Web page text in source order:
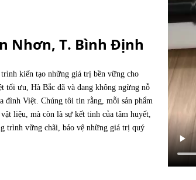
Nhơn, T. Bình Định
kiến tạo những giá trị bền vững cho
tối ưu, Hà Bắc đã và đang không ngừng nỗ
đình Việt. Chúng tôi tin rằng, mỗi sản phẩm
liệu, mà còn là sự kết tinh của tâm huyết,
trình vững chãi, bảo vệ những giá trị quý